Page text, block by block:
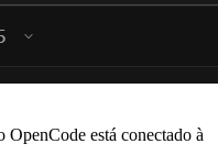
OpenCode está conectado à